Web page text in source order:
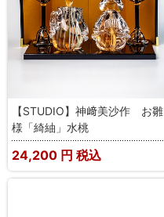
【STUDIO】神﨑美沙作 お雛
様「綺紬」水桃
24,200 円 税込